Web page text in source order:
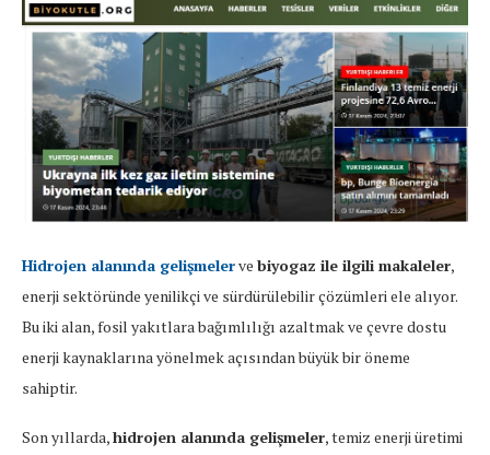
Hidrojen alanında gelişmelerve biyogaz ile ilgili makaleler,
enerji sektöründe yenilikçi ve sürdürülebilir çözümleri ele alıyor.
Bu iki alan, fosil yakıtlara bağımlılığı azaltmak ve çevre dostu
enerji kaynaklarına yönelmek açısından büyük bir öneme
sahiptir.
Son yıllarda,hidrojen alanında gelişmeler, temiz enerji üretimi